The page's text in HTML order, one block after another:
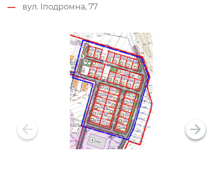
вул. Іподромна, 77